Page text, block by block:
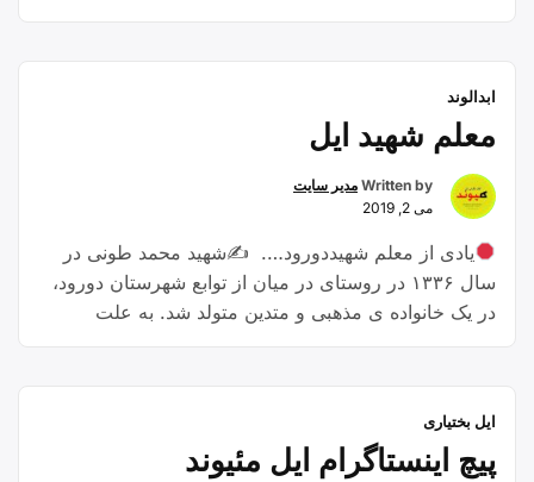
ابدالوند
معلم شهید ایل
Written by مدیر سایت
می 2, 2019
یادی از معلم شهیددورود…. ✍شهید محمد طونی در
سال ۱۳۳۶ در روستای در میان از توابع شهرستان دورود،
در یک خانواده ی مذهبی و متدین متولد شد. به علت
reading“معلم
شهید
ایل بختیاری
پیچ اینستاگرام ایل مئیوند